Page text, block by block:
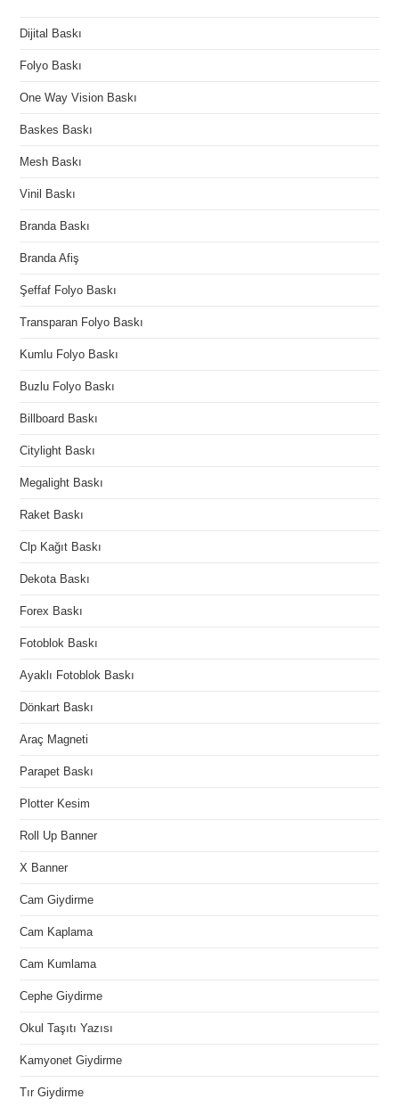
Dijital Baskı
Folyo Baskı
One Way Vision Baskı
Baskes Baskı
Mesh Baskı
Vinil Baskı
Branda Baskı
Branda Afiş
Şeffaf Folyo Baskı
Transparan Folyo Baskı
Kumlu Folyo Baskı
Buzlu Folyo Baskı
Billboard Baskı
Citylight Baskı
Megalight Baskı
Raket Baskı
Clp Kağıt Baskı
Dekota Baskı
Forex Baskı
Fotoblok Baskı
Ayaklı Fotoblok Baskı
Dönkart Baskı
Araç Magneti
Parapet Baskı
Plotter Kesim
Roll Up Banner
X Banner
Cam Giydirme
Cam Kaplama
Cam Kumlama
Cephe Giydirme
Okul Taşıtı Yazısı
Kamyonet Giydirme
Tır Giydirme